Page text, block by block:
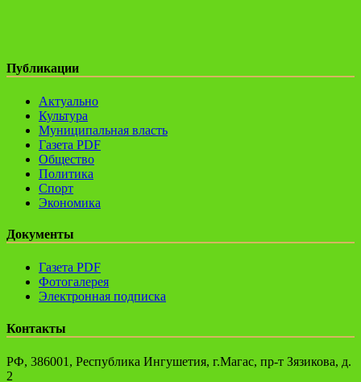
Публикации
Актуально
Культура
Муниципальная власть
Газета PDF
Общество
Политика
Спорт
Экономика
Документы
Газета PDF
Фотогалерея
Электронная подписка
Контакты
РФ, 386001, Республика Ингушетия, г.Магас, пр-т Зязикова, д.
2